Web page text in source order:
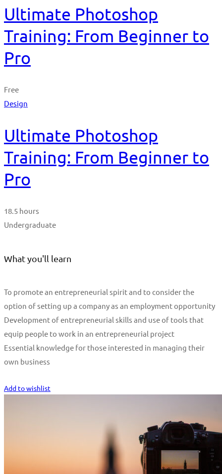
Ultimate Photoshop
Training: From Beginner to
Pro
Free
Design
Ultimate Photoshop
Training: From Beginner to
Pro
18.5 hours
Undergraduate
What you'll learn
To promote an entrepreneurial spirit and to consider the
option of setting up a company as an employment opportunity
Development of entrepreneurial skills and use of tools that
equip people to work in an entrepreneurial project
Essential knowledge for those interested in managing their
own business
Add to wishlist